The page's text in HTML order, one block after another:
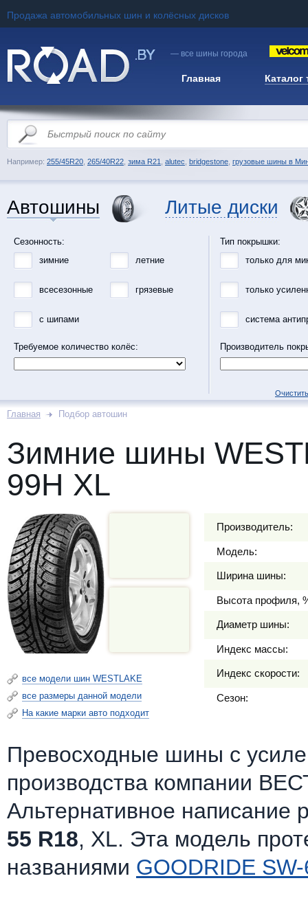
Продажа автомобильных шин и колёсных дисков
— все шины города
Главная Каталог
Например: 255/45R20 265/40R22 зима R21 alutec bridgestone грузовые шины в
Автошины Литые диски
Сезонность:
зимние
летние
всесезонные грязевые
с шипами
Требуемое количество колёс:
Тип покрышки:
только для
только
система
Производитель
Главная Подбор автошин
Зимние шины
99H XL
все модели шин WESTLAKE
все размеры данной модели
На какие марки авто подходит
Производитель:
Модель:
Ширина шины:
Высота профиля,
Диаметр шины:
Индекс массы:
Индекс скорости:
Сезон:
Превосходные шины c
производства компании
Альтернативное написание
55 R18, XL. Эта модель
названиями GOODRIDE